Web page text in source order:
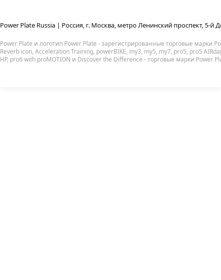
Power Plate Russia | Россия, г. Москва, метро Ленинский проспект, 5-
Power Plate и логотип Power Plate - зарегистрированные торговые марки
Reverb icon, Acceleration Training, powerBIKE, my3, my5, my7, pro5, pro5
HP, pro6 with proMOTION и Discover the Difference - торговые марки Power